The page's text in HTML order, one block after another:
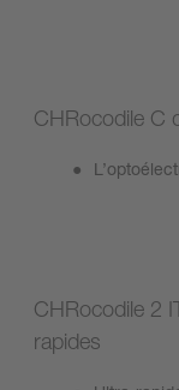
CHRocodile C
CHRocodile 2
rapides